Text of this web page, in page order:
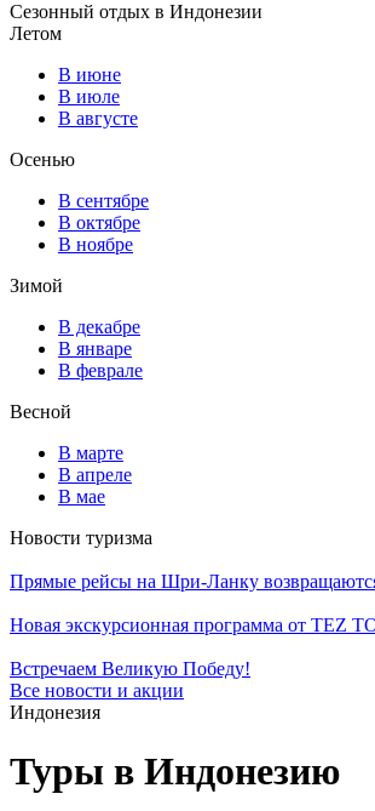
Сезонный отдых в Индонезии
Летом
В июне
В июле
В августе
Осенью
В сентябре
В октябре
В ноябре
Зимой
В декабре
В январе
В феврале
Весной
В марте
В апреле
В мае
Новости туризма
Прямые рейсы на Шри-Ланку
Новая экскурсионная программа от TEZ
Встречаем Великую Победу!
Все новости и акции
Индонезия
Туры в Индонезию